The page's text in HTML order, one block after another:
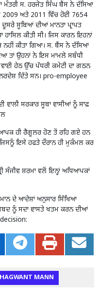
ਮੰਤਰੀ ਸ. ਹਰਜੋਤ ਸਿੰਘ ਬੈਂਸ ਨੇ ਦੱਸਿਆ
2009 ਅਤੇ 2011 ਵਿੱਚ ਹੋਈ 7654
ਸੂਬਿਆਂ ਦੀਆਂ ਮਾਨਤਾ ਪ੍ਰਾਪਤ
ਕੀਤੀ ਸੀ। ਜਿਸ ਕਾਰਨ ਇਹਨਾਂ
ਨਹੀਂ ਕੀਤਾ ਗਿਆ। ਸ. ਬੈਂਸ ਨੇ ਦੱਸਿਆ
ਤਾਂ ਉਹਨਾਂ ਨੇ ਇਸ ਮਾਮਲੇ ਸਬੰਧੀ
ਹੇਠ ਉੱਚ ਪੱਧਰੀ ਕਮੇਟੀ ਦਾ ਗਠਨ
ਦਿੱਤੇ ਸਨ। pro-employee
ਸਰਕਾਰ ਸੂਬਾ ਵਾਸੀਆਂ ਨੂੰ ਸਾਫ਼
ਹੀ ਰੈਗੂਲਰ ਹੋਣ ਤੋਂ ਰਹਿ ਗਏ ਹਨ
ਜਿਸਨੂੰ ਇਸੇ ਹਫਤੇ ਦੌਰਾਨ ਹੀ ਮੁਕੰਮਲ ਕਰ
ਸੰਜੀਵ ਸ਼ਰਮਾ ਵਲੋਂ ਇਨ੍ਹਾਂ ਅਧਿਆਪਕਾਂ
ਦੇ ਆਦੇਸ਼ਾਂ ਅਨੁਸਾਰ ਸਿੱਖਿਆ
ਨੂੰ ਸਦਾ ਵਾਸਤੇ ਖਤਮ ਕਰਨ ਦੀਆਂ
MANN